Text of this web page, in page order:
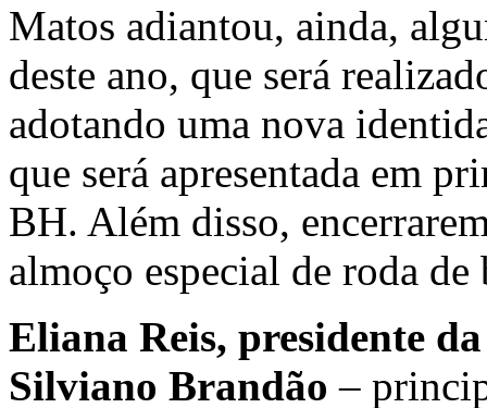
Matos adiantou, ainda,
deste ano, que será
adotando uma nova
que será apresentada em
BH. Além disso,
almoço especial de roda
Eliana Reis, presidente
Silviano Brandão –